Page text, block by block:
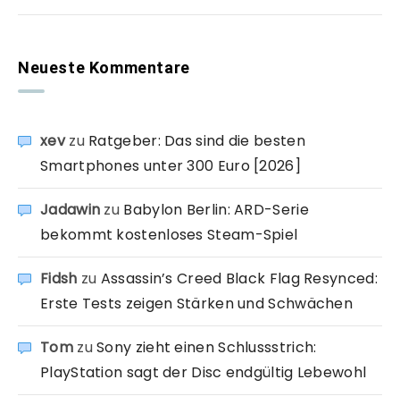
Neueste Kommentare
xevzu Ratgeber: Das sind die besten
Smartphones unter 300 Euro [2026]
Jadawin zu Babylon Berlin: ARD-Serie
bekommt kostenloses Steam-Spiel
Fidsh zu Assassin’s Creed Black Flag Resynced:
Erste Tests zeigen Stärken und Schwächen
TomzuSony zieht einen Schlussstrich:
PlayStation sagt der Disc endgültig Lebewohl